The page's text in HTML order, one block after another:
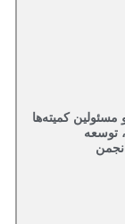
کمیته‌ها
توسعه